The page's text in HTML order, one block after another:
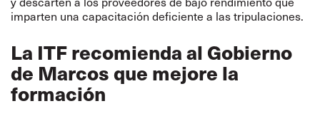
imparten una capacitación deficiente a las tripulaciones.
La ITF recomienda al Gobierno
de Marcos que mejore la
formación